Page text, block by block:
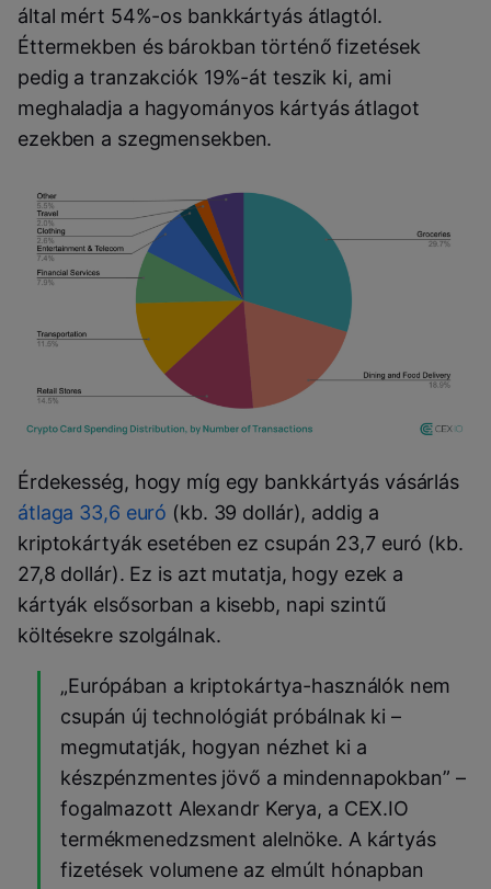
által mért 54%-os bankkártyás átlagtól.
Éttermekben és bárokban történő fizetések
pedig a tranzakciók 19%-át teszik ki, ami
meghaladja a hagyományos kártyás átlagot
ezekben a szegmensekben.
Érdekesség, hogy míg egy bankkártyás vásárlás
átlaga 33,6 euró (kb. 39 dollár), addig a
kriptokártyák esetében ez csupán 23,7 euró (kb.
27,8 dollár). Ez is azt mutatja, hogy ezek a
kártyák elsősorban a kisebb, napi szintű
költésekre szolgálnak.
„Európában a kriptokártya-használók nem
csupán új technológiát próbálnak ki –
megmutatják, hogyan nézhet ki a
készpénzmentes jövő a mindennapokban” –
fogalmazott Alexandr Kerya, a CEX.IO
termékmenedzsment alelnöke. A kártyás
fizetések volumene az elmúlt hónapban